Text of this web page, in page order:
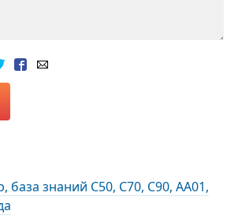
база знаний C50, C70, C90, AA01,